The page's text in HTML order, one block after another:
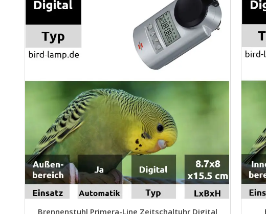
Brennenstuhl Primera-Line Zeitschaltuhr Digital